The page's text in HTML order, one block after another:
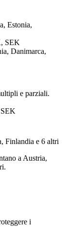
Estonia,
SEK
Danimarca,
e parziali.
Finlandia e 6 altri
a Austria,
i